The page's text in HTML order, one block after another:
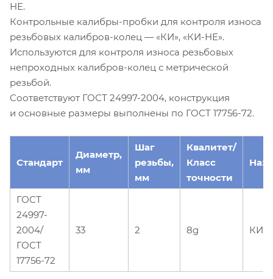
НЕ.
Контрольные калибры-пробки для контроля износа
резьбовых калибров-колец — «КИ», «КИ-НЕ».
Используются для контроля износа резьбовых
непроходных калибров-колец с метрической
резьбой.
Соответствуют ГОСТ 24997-2004, конструкция
и основные размеры выполнены по ГОСТ 17756-72.
Стандарт
Диаметр,
мм
Шаг
резьбы,
мм
Квалитет/
Класс
точности
ГОСТ
24997-
2004/
ГОСТ
17756-72
33 2 8g КИ-